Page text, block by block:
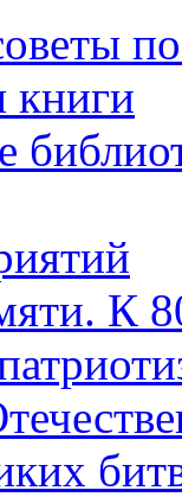
книги
К